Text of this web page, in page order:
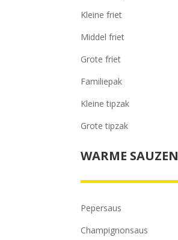
Kleine friet
Middel friet
Grote friet
Familiepak
Kleine tipzak
Grote tipzak
WARME SAUZEN
Pepersaus
Champignonsaus